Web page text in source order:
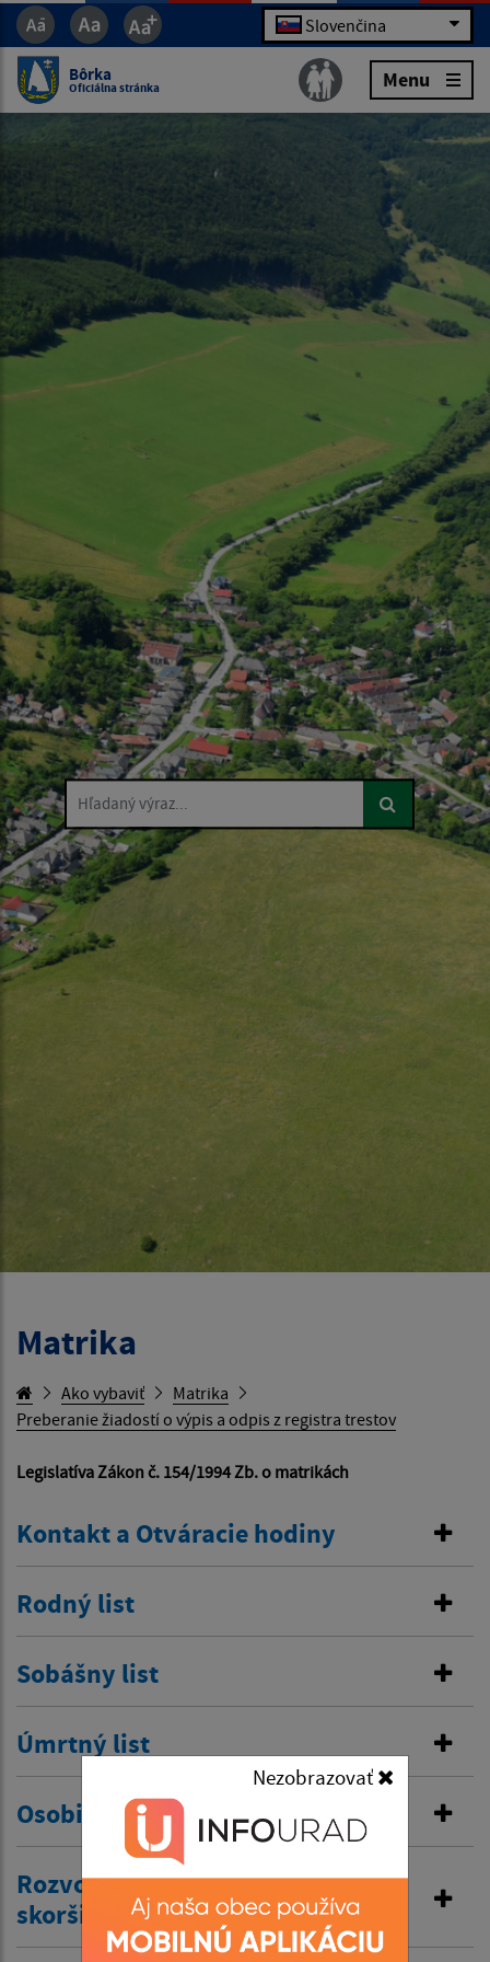
Nezobrazovať
Slovenčina
Bôrka
Oficiálna stránka Menu
Hľadaný výraz...
Matrika
Ako vybaviť
Matrika
Preberanie žiadostí o výpis a odpis z registra trestov
Legislatíva Zákon č. 154/1994 Zb. o matrikách
Kontakt a Otváracie hodiny
Rodný list
Sobášny list
Úmrtný list
Osobitná matrika
Rozvod manželstva a prijatie
skoršieho priezviska